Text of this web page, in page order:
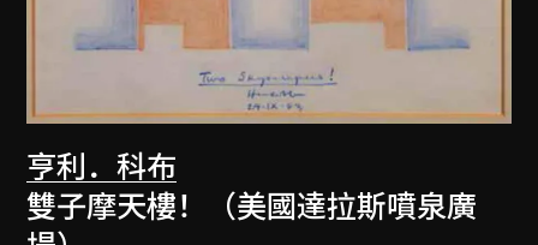
亨利．科布
雙子摩天樓！（美國達拉斯噴泉廣